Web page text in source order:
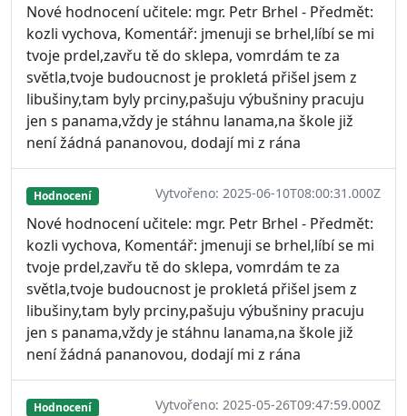
Nové hodnocení učitele: mgr. Petr Brhel - Předmět:
kozli vychova, Komentář: jmenuji se brhel,líbí se mi
tvoje prdel,zavřu tě do sklepa, vomrdám te za
světla,tvoje budoucnost je prokletá přišel jsem z
libušiny,tam byly prciny,pašuju výbušniny pracuju
jen s panama,vždy je stáhnu lanama,na škole již
není žádná pananovou, dodají mi z rána
Hodnocení Vytvořeno: 2025-06-10T08:00:31.000Z
Nové hodnocení učitele: mgr. Petr Brhel - Předmět:
kozli vychova, Komentář: jmenuji se brhel,líbí se mi
tvoje prdel,zavřu tě do sklepa, vomrdám te za
světla,tvoje budoucnost je prokletá přišel jsem z
libušiny,tam byly prciny,pašuju výbušniny pracuju
jen s panama,vždy je stáhnu lanama,na škole již
není žádná pananovou, dodají mi z rána
Hodnocení Vytvořeno: 2025-05-26T09:47:59.000Z